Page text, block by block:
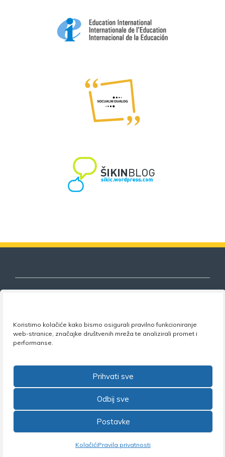
Koristimo kolačiće kako bismo osigurali pravilno funkcioniranje
web-stranice, značajke društvenih mreža te analizirali promet i
performanse.
Prihvati sve
Odbij sve
Postavke
KolačićiPravila privatnosti
Nezavisni sindikat znanosti i visokog
obrazovanja
Zagreb •Tel: +385 1 4847 337 •Email: uprava@nsz.hr